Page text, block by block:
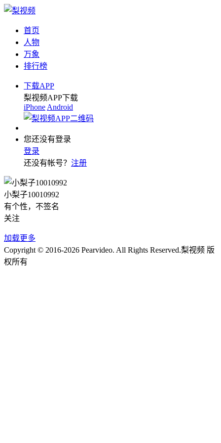
首页
人物
万象
排行榜
下载APP
梨视频APP下载
iPhone Android
您还没有登录
登录
还没有帐号？ 注册
小梨子10010992
有个性，不签名
关注
加载更多
Copyright © 2016-2026 Pearvideo. All Rights Reserved.梨视频 版
权所有